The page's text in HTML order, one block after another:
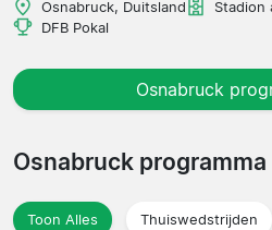
Osnabruck, Duitsland
Stadion
DFB Pokal
Osnabruck
Osnabruck programma
Toon Alles Thuiswedstrijden